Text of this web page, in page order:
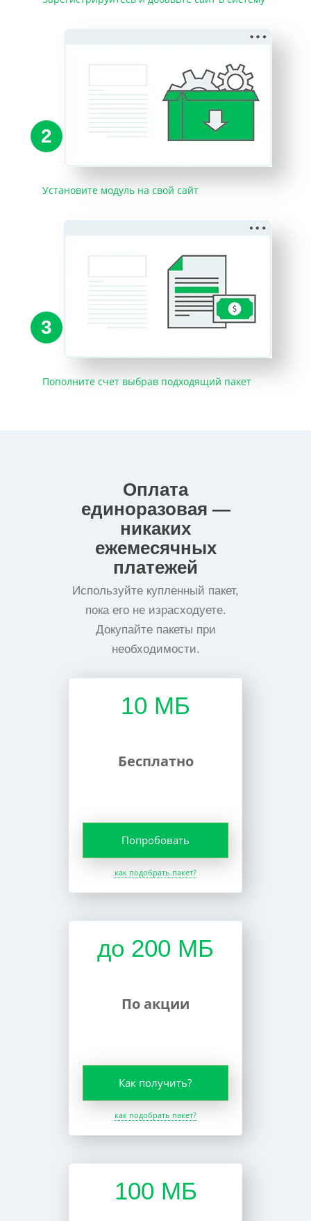
2
Установите модуль на свой сайт
3
Пополните счет выбрав подходящий пакет
Оплата
единоразовая —
никаких
ежемесячных
платежей
Используйте купленный пакет,
пока его не израсходуете.
Докупайте пакеты при
необходимости.
10 МБ
Бесплатно
Попробовать
как подобрать пакет?
до 200 МБ
По акции
Как получить?
как подобрать пакет?
100 МБ